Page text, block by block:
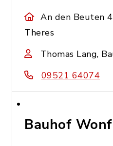
An den Beuten
Theres
Thomas Lang,
09521 64074
Bauhof